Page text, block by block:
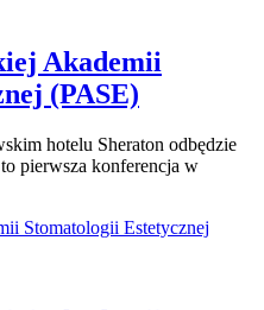
Akademii
(PASE)
hotelu Sheraton odbędzie
pierwsza konferencja w